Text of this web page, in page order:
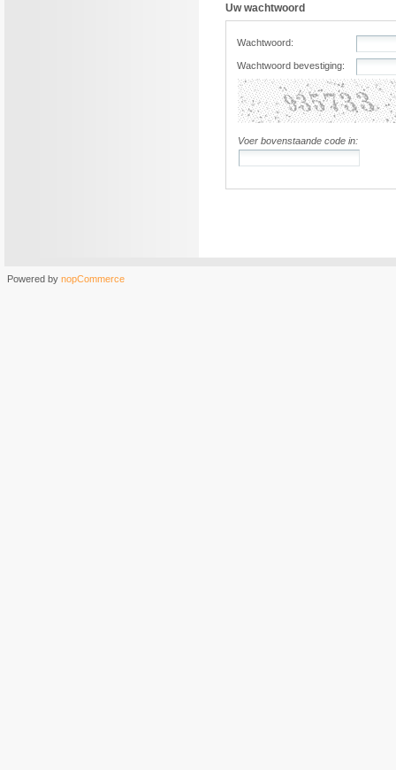
Uw wachtwoord
Wachtwoord:
Wachtwoord bevestiging:
Voer bovenstaande code in:
Powered by nopCommerce